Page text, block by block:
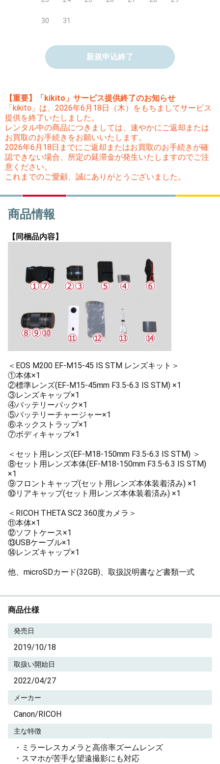
30 31
新規申込終了
【重要】「kikito」サービス提供終了のお知らせ
「kikito」は、2026年6月18日（木）をもちましてサービス
提供を終了いたしました。
レンタル中の商品につきましては、速やかにご返却または
お買取のお手続きをお願いいたします。
2026年6月18日までにご返却またはお買取のお手続きが確
認できない場合、所定の延滞金が発生いたしますのでご注
意ください。
これまでのご愛顧、誠にありがとうございました。
商品情報
【同梱品内容】
＜EOS M200 EF-M15-45 IS STM レンズキット＞
①本体×1
②標準レンズ(EF-M15-45mm F3.5-6.3 IS STM) ×1
③レンズキャップ×1
④バッテリーパック×1
⑤バッテリーチャージャー×1
⑥ネックストラップ×1
⑦ボディキャップ×1
＜セット用レンズ(EF-M18-150mm F3.5-6.3 IS STM) ＞
⑧セット用レンズ本体(EF-M18-150mm F3.5-6.3 IS STM)
×1
⑨フロントキャップ(セット用レンズ本体装着済み) ×1
⑩リアキャップ(セット用レンズ本体装着済み) ×1
＜RICOH THETA SC2 360度カメラ＞
⑪本体×1
⑫ソフトケース×1
⑬USBケーブル×1
⑭レンズキャップ×1
他、microSDカード(32GB)、取扱説明書など書類一式
商品仕様
発売日
2019/10/18
取扱い開始日
2022/04/27
メーカー
Canon/RICOH
主な特徴
・ミラーレスカメラと高倍率ズームレンズ
・スマホが苦手な望遠撮影にも対応